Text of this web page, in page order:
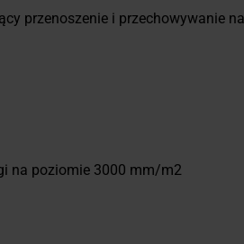
przenoszenie i przechowywanie
na poziomie 3000 mm/m2